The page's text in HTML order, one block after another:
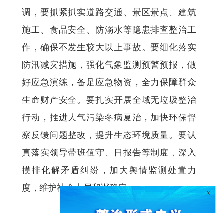
调，要抓紧抓实道路交通、景区景点、建筑
施工、食品安全、防溺水等隐患排查整治工
作，确保不发生较大以上事故。要细化落实
防汛减灾措施，强化气象监测预警预报，做
好应急演练，备足应急物资，全力保障群众
生命财产安全。要扎实开展全域无垃圾整治
行动，推进大气污染冬病夏治，加快环保督
察反馈问题整改，提升生态环境质量。要认
真落实领导带班值守、日报告等制度，深入
摸排化解矛盾纠纷，加大舆情监测处置力
度，维护社会大局和谐稳定。
X